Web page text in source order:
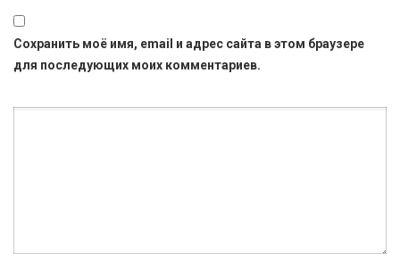
Сохранить моё имя, email и адрес сайта в этом браузере
для последующих моих комментариев.